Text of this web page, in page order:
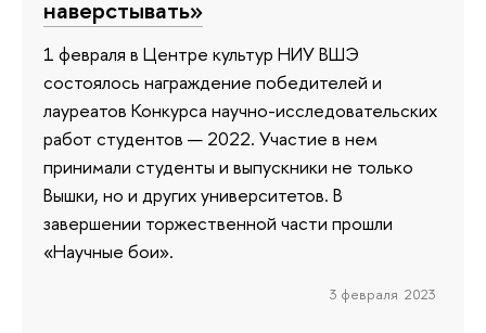
наверстывать»
1 февраля в Центре культур НИУ ВШЭ
состоялось награждение победителей и
лауреатов Конкурса научно-исследовательских
работ студентов — 2022. Участие в нем
принимали студенты и выпускники не только
Вышки, но и других университетов. В
завершении торжественной части прошли
«Научные бои».
3 февраля 2023